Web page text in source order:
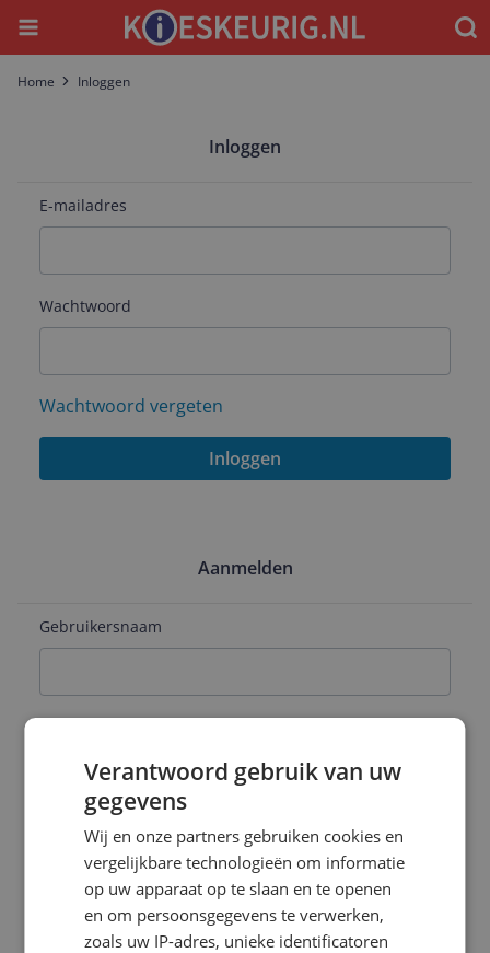
Menu
Home Inloggen
Inloggen
E-mailadres
Wachtwoord
Wachtwoord vergeten
Inloggen
Aanmelden
Gebruikersnaam
Wachtwoord
Verantwoord gebruik van uw
gegevens
Wij en onze partners gebruiken cookies en
vergelijkbare technologieën om informatie
op uw apparaat op te slaan en te openen
en om persoonsgegevens te verwerken,
zoals uw IP-adres, unieke identificatoren